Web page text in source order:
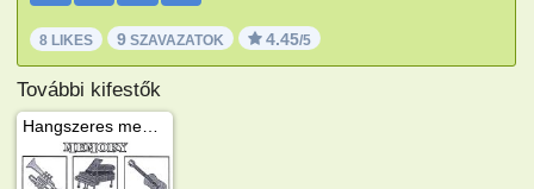
8 LIKES 9 SZAVAZATOK 4.45/5
További kifestők